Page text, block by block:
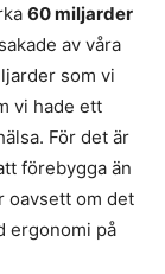
60 miljarder
av våra
som vi
vi hade ett
För det är
förebygga än
oavsett om det
ergonomi på